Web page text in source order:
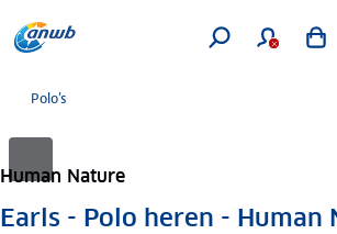
Polo's
Human Nature
Earls - Polo heren - Human